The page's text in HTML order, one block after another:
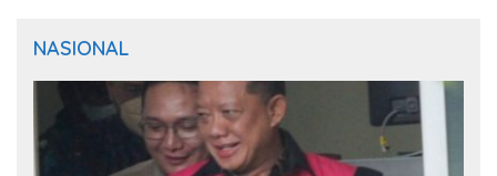
NASIONAL